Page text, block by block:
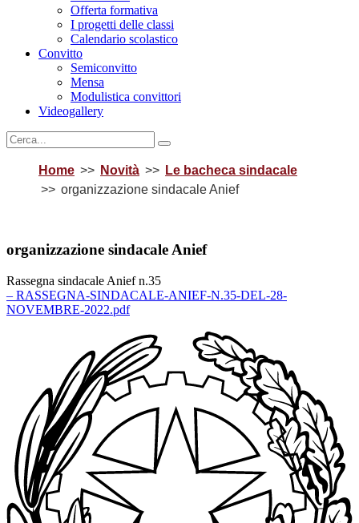
Offerta formativa
I progetti delle classi
Calendario scolastico
Convitto
Semiconvitto
Mensa
Modulistica convittori
Videogallery
Home Novità
Le bacheca sindacale
organizzazione sindacale Anief
organizzazione sindacale Anief
Rassegna sindacale Anief n.35
– RASSEGNA-SINDACALE-ANIEF-N.35-DEL-28-
NOVEMBRE-2022.pdf